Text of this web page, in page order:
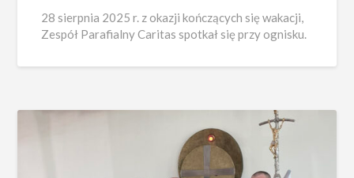
28 sierpnia 2025 r. z okazji kończących się wakacji,
Zespół Parafialny Caritas spotkał się przy ognisku.